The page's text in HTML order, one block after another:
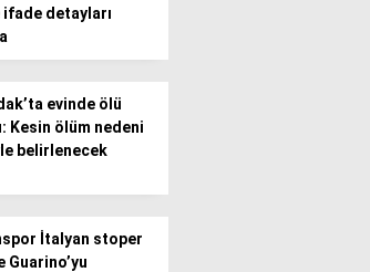
Politika / Siyaset
Magazin
ifade detayları
evinde ölü
Kesin ölüm nedeni
belirlenecek
İtalyan stoper
Guarino’yu